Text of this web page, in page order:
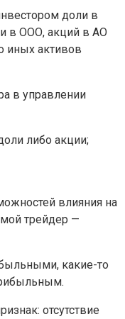
доли в
в ООО, акций в АО
иных активов
в управлении
либо акции;
влияния на
трейдер —
какие-то
отсутствие